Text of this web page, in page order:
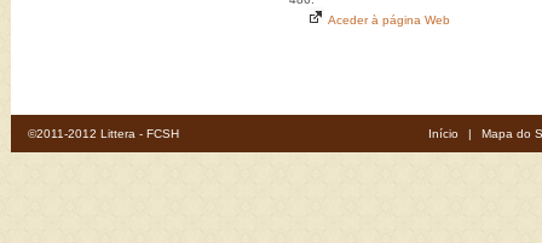
Aceder à página Web
©2011-2012 Littera - FCSH Início | Mapa do